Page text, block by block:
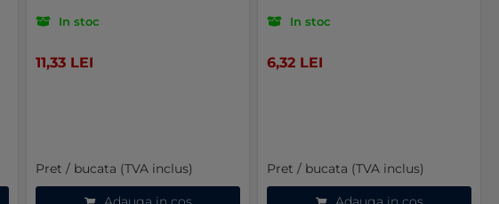
In stoc
11,33 LEI
Pret / bucata (TVA inclus)
In stoc
6,32 LEI
Pret / bucata (TVA inclus)